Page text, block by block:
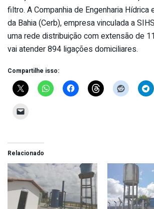
filtro. A Companhia de Engenharia Hídrica
da Bahia (Cerb), empresa vinculada a
uma rede distribuição com extensão de
vai atender 894 ligações domiciliares.
Compartilhe isso:
Relacionado